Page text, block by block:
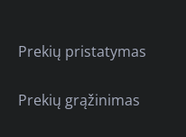
Prekių pristatymas
Prekių grąžinimas